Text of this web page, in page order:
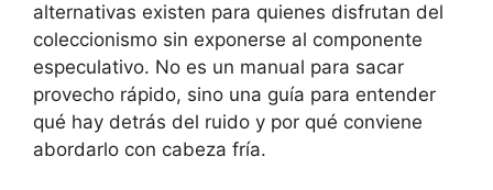
alternativas existen para quienes disfrutan del
coleccionismo sin exponerse al componente
especulativo. No es un manual para sacar
provecho rápido, sino una guía para entender
qué hay detrás del ruido y por qué conviene
abordarlo con cabeza fría.